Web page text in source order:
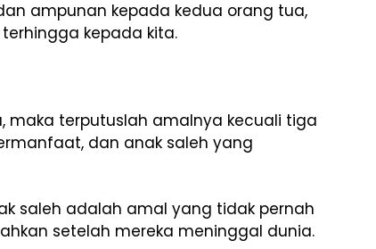
ampunan kepada kedua orang tua,
kepada kita.
maka terputuslah amalnya kecuali tiga
dan anak saleh yang
saleh adalah amal yang tidak pernah
setelah mereka meninggal dunia.